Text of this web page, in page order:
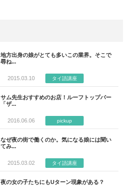
地方出身の娘がとても多いこの業界。そこで
尋ね...
2015.03.10 タイ語講座
サム先生おすすめのお店！ルーフトップバー
「ザ...
2016.06.06 pickup
なぜ夜の街で働くのか。気になる娘には聞い
てみ...
2015.03.02 タイ語講座
夜の女の子たちにもUターン現象がある？